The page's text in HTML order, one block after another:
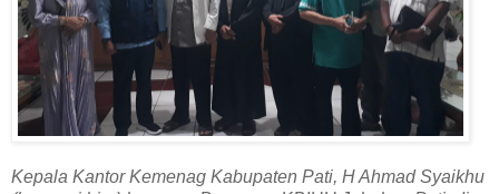
Kepala Kantor Kemenag Kabupaten Pati, H Ahmad Syaikhu